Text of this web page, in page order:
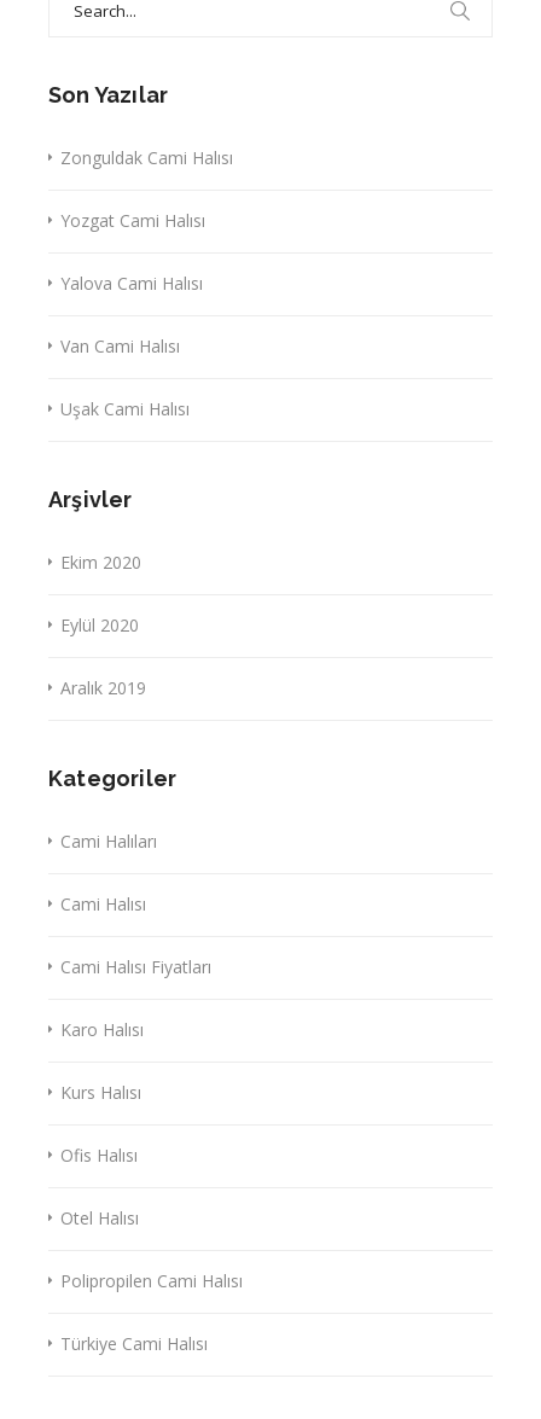
Son Yazılar
Zonguldak Cami Halısı
Yozgat Cami Halısı
Yalova Cami Halısı
Van Cami Halısı
Uşak Cami Halısı
Arşivler
Ekim 2020
Eylül 2020
Aralık 2019
Kategoriler
Cami Halıları
Cami Halısı
Cami Halısı Fiyatları
Karo Halısı
Kurs Halısı
Ofis Halısı
Otel Halısı
Polipropilen Cami Halısı
Türkiye Cami Halısı